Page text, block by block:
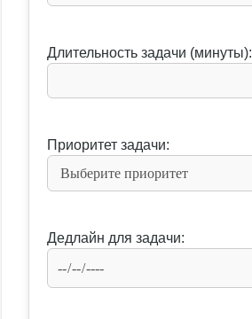
Длительность задачи (минуты):
Приоритет задачи:
Дедлайн для задачи: